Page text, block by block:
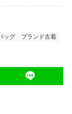
が可能で
ッグ
ブランド古着